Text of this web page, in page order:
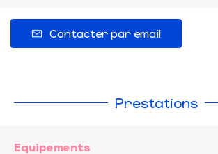
Contacter par email
Prestations
Equipements